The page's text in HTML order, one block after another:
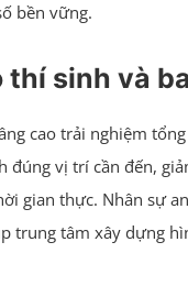
bền vững.
thí sinh và
cao trải nghiệm
vị trí cần đến,
gian thực. Nhân sự
trung tâm xây dựng